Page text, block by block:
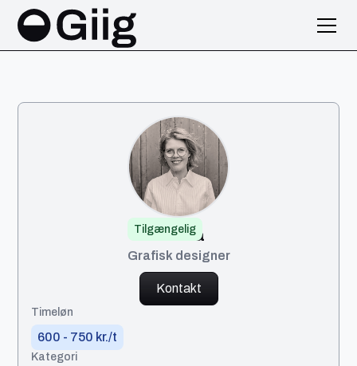
Tilgængelig
Carina
Grafisk designer
Kontakt
Timeløn
600 - 750 kr./t
Kategori